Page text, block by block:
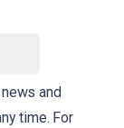
and
time. For